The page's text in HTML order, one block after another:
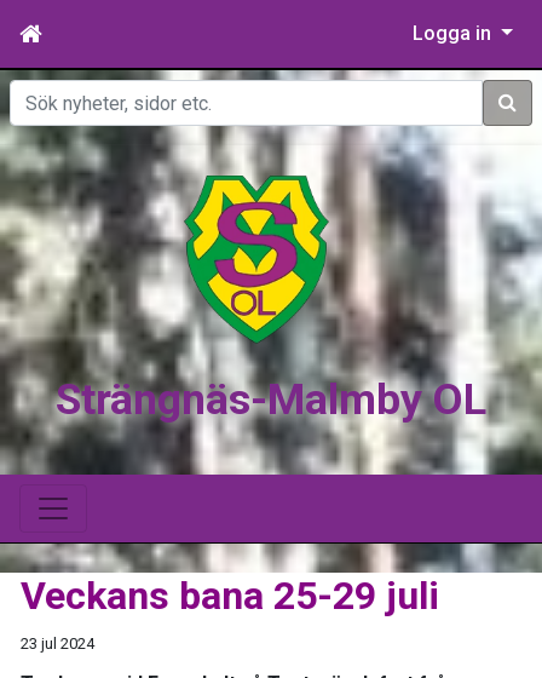
Logga in
Sök
Strängnäs-Malmby OL
Veckans bana 25-29 juli
23 jul 2024